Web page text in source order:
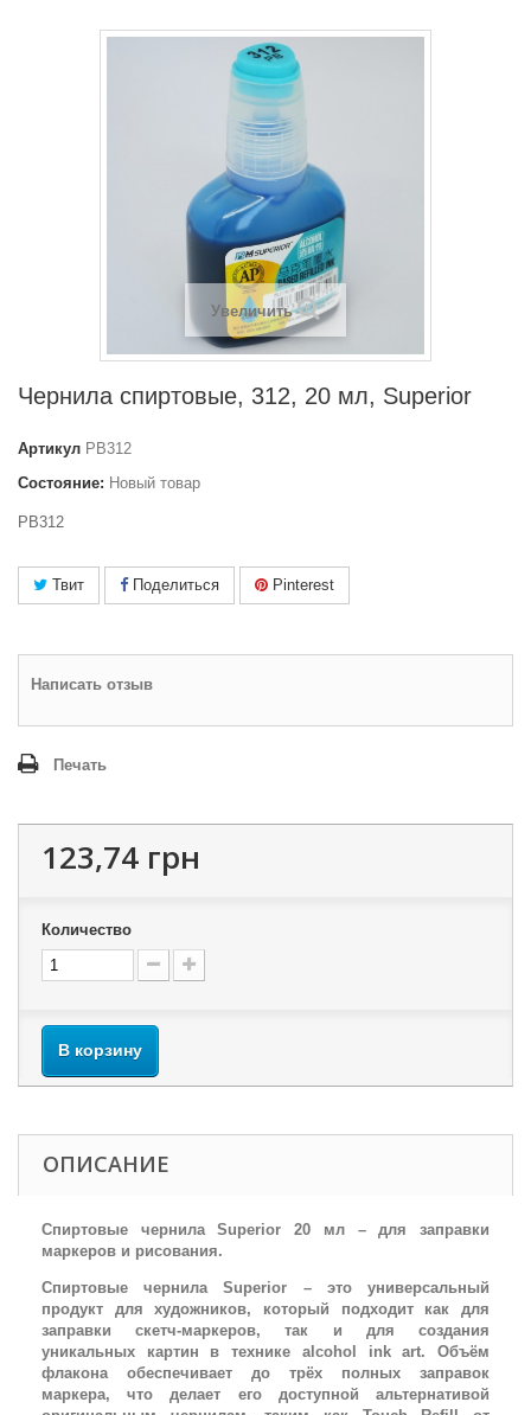
Увеличить
Чернила спиртовые, 312, 20 мл, Superior
Артикул PB312
Состояние: Новый товар
PB312
Твит Поделиться Pinterest
Написать отзыв
Печать
123,74 грн
Количество
В корзину
ОПИСАНИЕ
Спиртовые чернила Superior 20 мл – для заправки
маркеров и рисования.
Спиртовые чернила Superior – это универсальный
продукт для художников, который подходит как для
заправки скетч-маркеров, так и для создания
уникальных картин в технике alcohol ink art. Объём
флакона обеспечивает до трёх полных заправок
маркера, что делает его доступной альтернативой